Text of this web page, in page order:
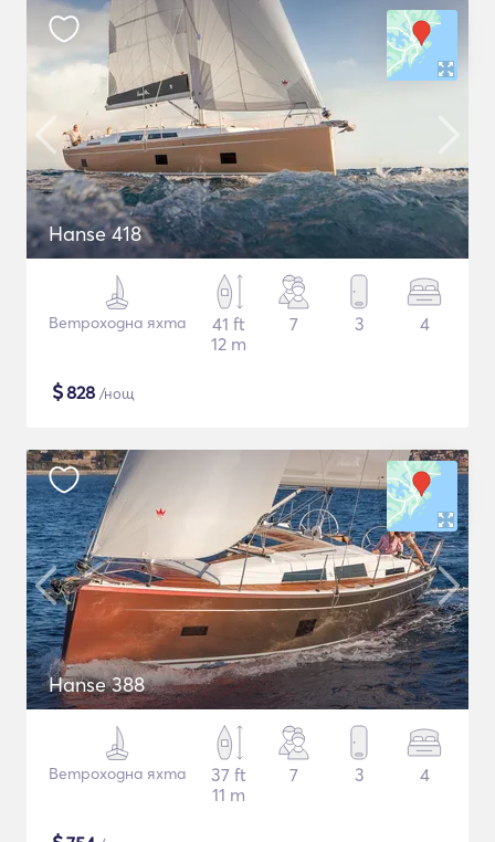
Hanse 418
Ветроходна яхта
41 ft
12 m
7 3 4
$828 /нощ
Hanse 388
Ветроходна яхта
37 ft
11 m
7 3 4